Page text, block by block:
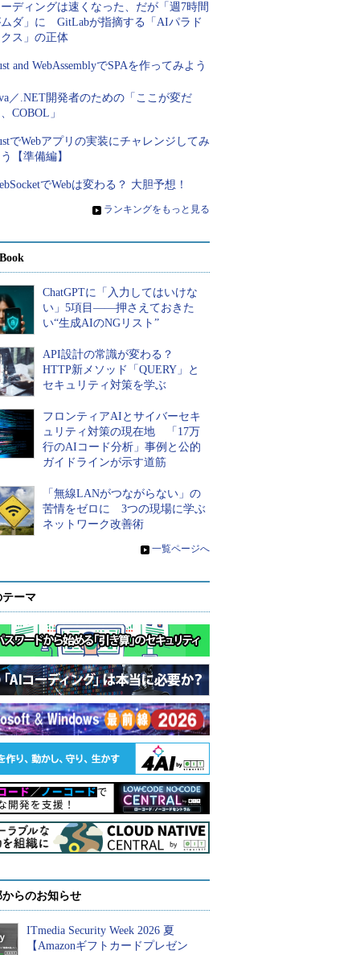
ディングは速くなった、だが「週7時間
ダ」に GitLabが指摘する「AIパラド
ス」の正体
and WebAssemblyでSPAを作ってみよう
／.NET開発者のための「ここが変だ
COBOL」
でWebアプリの実装にチャレンジしてみ
【準備編】
でWebは変わる？ 大胆予想！
» ランキングをもっと見る
ChatGPTに「入力してはいけな
い」5項目――押さえておきた
い“生成AIのNGリスト”
API設計の常識が変わる？
HTTP新メソッド「QUERY」と
セキュリティ対策を学ぶ
フロンティアAIとサイバーセキ
ュリティ対策の現在地 「17万
行のAIコード分析」事例と公的
ガイドラインが示す道筋
「無線LANがつながらない」の
苦情をゼロに 3つの現場に学ぶ
ネットワーク改善術
» 一覧ページへ
ーマ
らのお知らせ
ITmedia Security Week 2026 夏
【Amazonギフトカードプレゼン